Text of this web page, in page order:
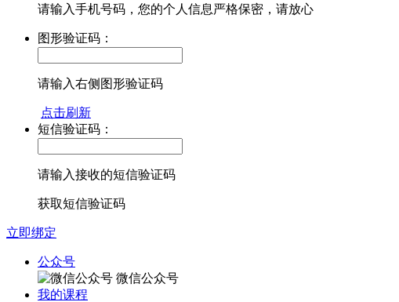
请输入手机号码，您的个人信息严格保密，请放心
图形验证码：
请输入右侧图形验证码
点击刷新
短信验证码：
请输入接收的短信验证码
获取短信验证码
立即绑定
公众号
微信公众号
我的课程